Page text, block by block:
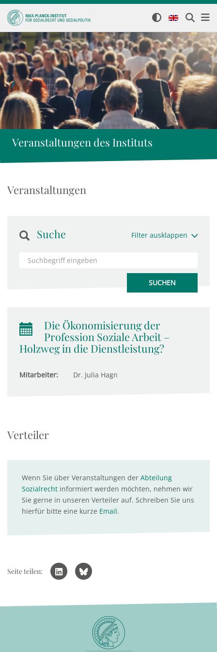
Veranstaltungen des Instituts
Veranstaltungen
Suche Filter ausklappen
Die Ökonomisierung der
Profession Soziale Arbeit –
Holzweg in die Dienstleistung?
Mitarbeiter: Dr. Julia Hagn
Verteiler
Wenn Sie über Veranstaltungen der Abteilung
Sozialrecht informiert werden möchten, nehmen wir
Sie gerne in unseren Verteiler auf. Schreiben Sie uns
hierfür bitte eine kurze Email.
Seite teilen: